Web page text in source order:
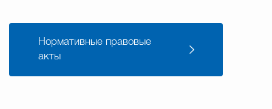
Нормативные правовые
акты